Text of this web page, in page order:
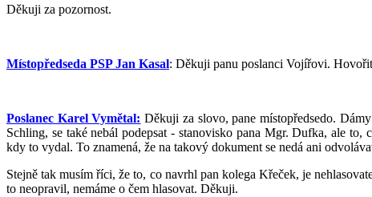
Děkuji za pozornost.
Místopředseda PSP Jan Kasal: Děkuji panu poslanci Vojířovi.
Poslanec Karel Vymětal: Děkuji za slovo, pane místopředsedo.
Schling, se také nebál podepsat - stanovisko pana Mgr. Dufka, ale
kdy to vydal. To znamená, že na takový dokument se nedá ani
Stejně tak musím říci, že to, co navrhl pan kolega Křeček, je
to neopravil, nemáme o čem hlasovat. Děkuji.